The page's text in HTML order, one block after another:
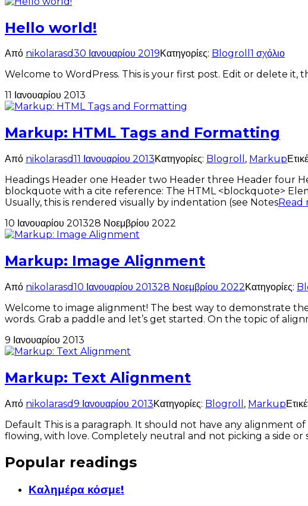
Hello world!
Από nikolarasd30 Ιανουαρίου 2019Κατηγορίες: Blogroll 1 σχόλιοστο
Welcome to WordPress. This is your first post. Edit or delete it,
11 Ιανουαρίου 2013
Markup: HTML Tags and Formatting
Από nikolarasd11 Ιανουαρίου 2013Κατηγορίες: Blogroll , Markup
Headings Header one Header two Header three Header four
blockquote with a cite reference: The HTML <blockquote>
Usually, this is rendered visually by indentation (see Notes
10 Ιανουαρίου 201328 Νοεμβρίου 2022
Markup: Image Alignment
Από nikolarasd10 Ιανουαρίου 201328 Νοεμβρίου 2022Κατηγορίες:
Welcome to image alignment! The best way to demonstrate
words. Grab a paddle and let’s get started. On the topic of
9 Ιανουαρίου 2013
Markup: Text Alignment
Από nikolarasd9 Ιανουαρίου 2013Κατηγορίες: Blogroll , Markup
Default This is a paragraph. It should not have any alignment
flowing, with love. Completely neutral and not picking a side
Popular readings
Καλημέρα κόσμε!